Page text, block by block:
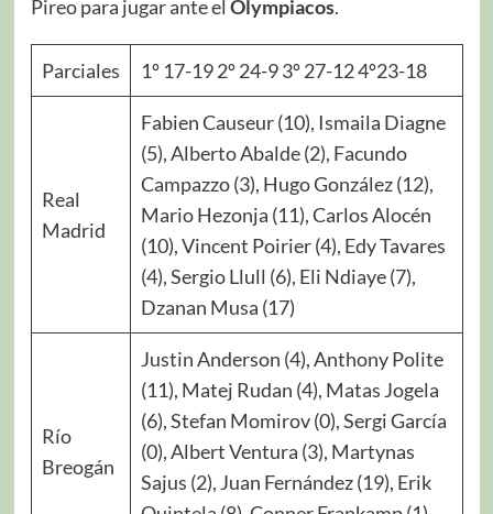
Pireo para jugar ante el Olympiacos.
Parciales 1º 17-19 2º 24-9 3º 27-12 4º23-18
Real
Madrid
Fabien Causeur (10), Ismaila Diagne
(5), Alberto Abalde (2), Facundo
Campazzo (3), Hugo González (12),
Mario Hezonja (11), Carlos Alocén
(10), Vincent Poirier (4), Edy Tavares
(4), Sergio Llull (6), Eli Ndiaye (7),
Dzanan Musa (17)
Río
Breogán
Justin Anderson (4), Anthony Polite
(11), Matej Rudan (4), Matas Jogela
(6), Stefan Momirov (0), Sergi García
(0), Albert Ventura (3), Martynas
Sajus (2), Juan Fernández (19), Erik